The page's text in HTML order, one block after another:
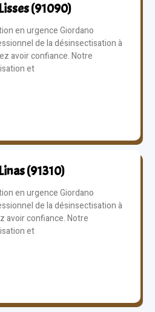
(91090)
en urgence Giordano
de la désinsectisation à
avoir confiance. Notre
et
(91310)
en urgence Giordano
de la désinsectisation à
avoir confiance. Notre
et